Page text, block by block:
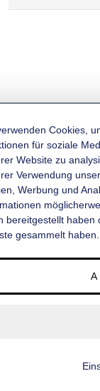
KATEGORIEN
© 2020 wm
Cookies,
für soziale
Website zu
Verwendung
Werbung und
bereitgestellt haben
gesammelt haben.